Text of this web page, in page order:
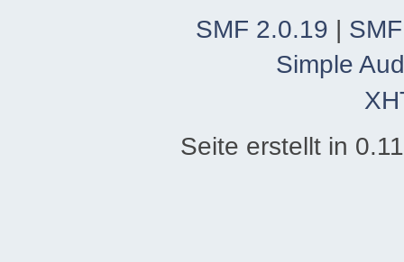
SMF 2.0.19 |
Simple
Seite erstellt in